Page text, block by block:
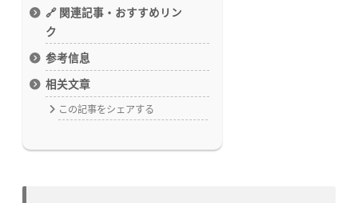
🔗 関連記事・おすすめリン
ク
参考信息
相关文章
この記事をシェアする